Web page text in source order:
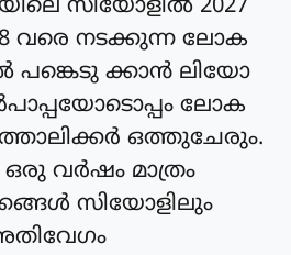
സിയോളില്‍ 2027
വരെ നടക്കുന്ന ലോക
പങ്കെടു ക്കാന്‍ ലിയോ
ലോക
ഒത്തുചേരും.
വര്‍ഷം മാത്രം
സിയോളിലും